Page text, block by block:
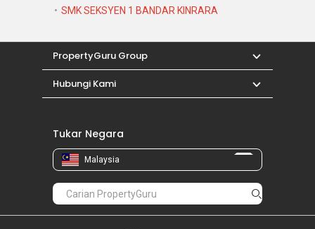
SMK SEKSYEN 1 BANDAR KINRARA
PropertyGuru Group
Hubungi Kami
Tukar Negara
Malaysia